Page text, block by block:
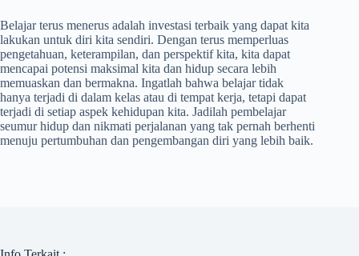
Belajar terus menerus adalah investasi terbaik yang dapat kita
lakukan untuk diri kita sendiri. Dengan terus memperluas
pengetahuan, keterampilan, dan perspektif kita, kita dapat
mencapai potensi maksimal kita dan hidup secara lebih
memuaskan dan bermakna. Ingatlah bahwa belajar tidak
hanya terjadi di dalam kelas atau di tempat kerja, tetapi dapat
terjadi di setiap aspek kehidupan kita. Jadilah pembelajar
seumur hidup dan nikmati perjalanan yang tak pernah berhenti
menuju pertumbuhan dan pengembangan diri yang lebih baik.